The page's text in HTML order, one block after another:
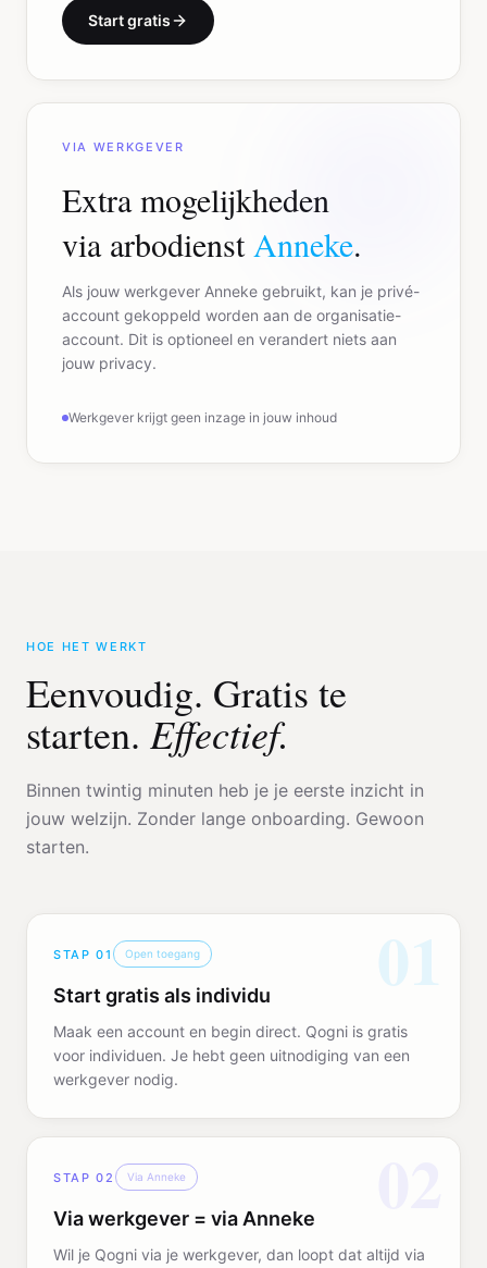
Start gratis
VIA WERKGEVER
Extra mogelijkheden
via arbodienst Anneke.
Als jouw werkgever Anneke gebruikt, kan je privé-
account gekoppeld worden aan de organisatie-
account. Dit is optioneel en verandert niets aan
jouw privacy.
Werkgever krijgt geen inzage in jouw inhoud
HOE HET WERKT
Eenvoudig. Gratis te
starten. Effectief.
Binnen twintig minuten heb je je eerste inzicht in
jouw welzijn. Zonder lange onboarding. Gewoon
starten.
01
STAP01 Open toegang
Start gratis als individu
Maak een account en begin direct. Qogni is gratis
voor individuen. Je hebt geen uitnodiging van een
werkgever nodig.
STAP02 Via Anneke
Via werkgever = via Anneke
Wil je Qogni via je werkgever, dan loopt dat altijd via